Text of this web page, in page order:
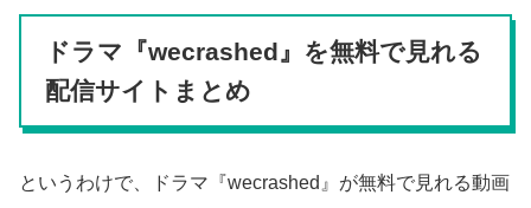
ドラマ『wecrashed』を無料で見れる
配信サイトまとめ
というわけで、ドラマ『wecrashed』が無料で見れる動画